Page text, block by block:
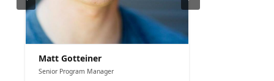
Matt Gotteiner
Senior Program Manager